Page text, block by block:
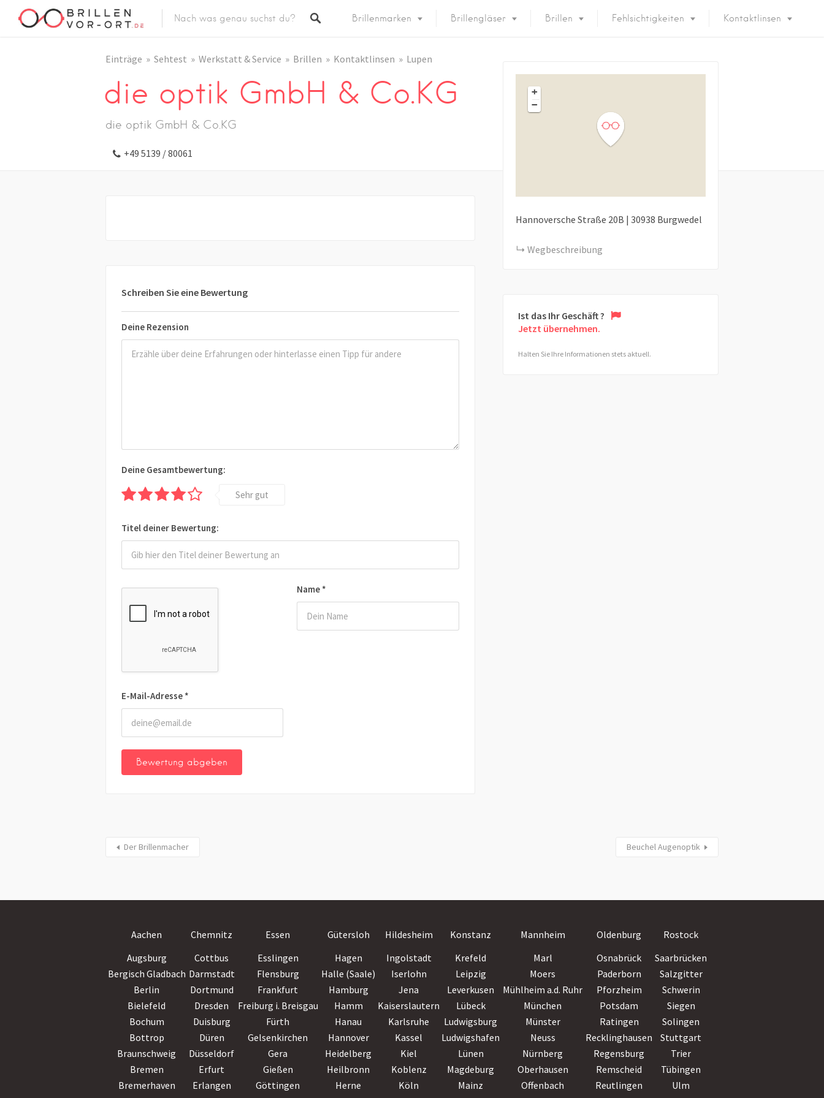
Brillenmarken Brillengläser Brillen Fehlsichtigkeiten Kontaktlinsen
Einträge Sehtest Werkstatt & Service Brillen Kontaktlinsen Lupen
die optik GmbH & Co.KG
die optik GmbH & Co.KG
+49 5139 / 80061
Schreiben Sie eine Bewertung
Deine Rezension
Name *
E-Mail-Adresse *
Deine Gesamtbewertung:
Sehr gut
Titel deiner Bewertung:
+
−
Hannoversche Straße 20B | 30938 Burgwedel
Wegbeschreibung
Ist das Ihr Geschäft ?
Jetzt übernehmen.
Halten Sie Ihre Informationen stets aktuell.
Der Brillenmacher Beuchel Augenoptik
Aachen Chemnitz Essen Gütersloh Hildesheim Konstanz Mannheim Oldenburg Rostock
Augsburg
Cottbus Esslingen Hagen Ingolstadt Krefeld Marl Osnabrück Saarbrücken
Bergisch Gladbach Darmstadt Flensburg Halle (Saale) Iserlohn Leipzig Moers Paderborn Salzgitter
Berlin
Dortmund Frankfurt Hamburg Jena Leverkusen Mühlheim a.d. Ruhr Pforzheim Schwerin
Bielefeld
Dresden Freiburg i. Breisgau Hamm Kaiserslautern Lübeck München Potsdam Siegen
Bochum
Duisburg Fürth Hanau Karlsruhe Ludwigsburg Münster Ratingen Solingen
Bottrop
Düren Gelsenkirchen Hannover Kassel Ludwigshafen Neuss Recklinghausen Stuttgart
Braunschweig
Düsseldorf Gera Heidelberg Kiel Lünen Nürnberg Regensburg Trier
Bremen
Erfurt Gießen Heilbronn Koblenz Magdeburg Oberhausen Remscheid
Tübingen
Bremerhaven
Erlangen Göttingen Herne Köln Mainz Offenbach Reutlingen Ulm